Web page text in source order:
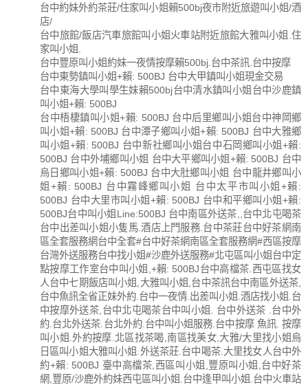
台中約妹外約茶莊/住家叫小姐賴500bj夜市附近旅遊叫小姐/酒
店/
台中旅館/飯店汽車旅館叫小姐火車站附近旅館大雅叫小姐.住
家叫小姐.
台中豐原叫小姐約妹一夜情按摩賴500bj.台中茶訊.台中按摩
台中東勢鎮叫小姐+賴: 500BJ 台中大甲鎮叫小姐現金交易
台中東海大學叫學生妹賴500bj台中清水鎮叫小姐台中沙鹿鎮
叫小姐+賴: 500BJ
台中梧棲鎮叫小姐+賴: 500BJ 台中后里鄉叫小姐台中神岡鄉
叫小姐+賴: 500BJ 台中潭子鄉叫小姐+賴: 500BJ 台中大雅鄉
叫小姐+賴: 500BJ 台中新社鄉叫小姐台中石岡鄉叫小姐+賴:
500BJ 台中外埔鄉叫小姐 台中大平鄉叫小姐+賴: 500BJ 台中
烏日鄉叫小姐+賴: 500BJ 台中大肚鄉叫小姐 台中龍井鄉叫小
姐+賴: 500BJ 台中霧峰鄉叫小姐 台中太平市叫小姐+賴:
500BJ 台中大里市叫小姐+賴: 500BJ 台中和平鄉叫小姐+賴:
500BJ台中叫小姐Line:500BJ 台中南區外送茶,,台中北屯喝茶
台中出差叫小姐小隻馬.酒店上門服務.台中茶莊台中好茶網南
區全套服務網台中全套#台中好茶網南區全套服務網#西區按摩
台灣外送服務台中找小姐#沙鹿外送服務#北屯區叫小姐台中定
點按摩工作室台中叫小姐,+賴: 500BJ台中高檔茶.西屯區找女
人台中七期飯店叫小姐,大雅叫小姐,台中茶訊台中南區外送茶,
台中魚訊全省正妹外約.台中一夜情.出差叫小姐.酒店找小姐.台
中按摩外送茶,台中北屯喝茶台中叫小姐. 台中外送茶 .台中外
約.台北外送茶.台北外約.台中叫小姐服務.台中按摩 魚訊. 按摩
叫小姐.外約按摩.北區找茶喝,南區找美女,大雅/大里找小姐烏
日區叫小姐大雅叫小姐.外送茶莊.台中喝茶.大里找女人台中外
約+賴: 500BJ 臺中高檔茶,西區叫小姐,豐原叫小姐,台中好茶
網,豐原/沙鹿外約妹西屯區叫小姐.台中逢甲叫小姐.台中火車站